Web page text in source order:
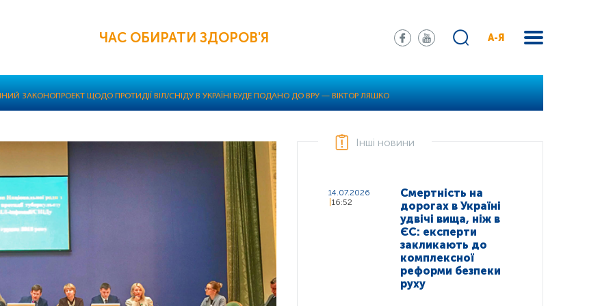
ЧАС ОБИРАТИ ЗДОРОВ'Я А-Я
ЗАКОНОПРОЕКТ ЩОДО ПРОТИДІЇ ВІЛ/СНІДУ В УКРАЇНІ БУДЕ ПОДАНО ДО ВРУ — ВІКТОР ЛЯШКО
Інші новини
14.07.2026
16:52
Смертність на
дорогах в Україні
удвічі вища, ніж в
ЄС: експерти
закликають до
комплексної
реформи безпеки
руху